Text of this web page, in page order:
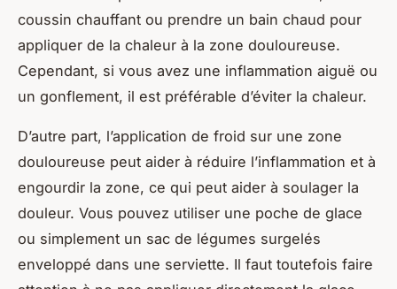
coussin chauffant ou prendre un bain chaud pour
appliquer de la chaleur à la zone douloureuse.
Cependant, si vous avez une inflammation aiguë ou
un gonflement, il est préférable d’éviter la chaleur.
D’autre part, l’application de froid sur une zone
douloureuse peut aider à réduire l’inflammation et à
engourdir la zone, ce qui peut aider à soulager la
douleur. Vous pouvez utiliser une poche de glace
ou simplement un sac de légumes surgelés
enveloppé dans une serviette. Il faut toutefois faire